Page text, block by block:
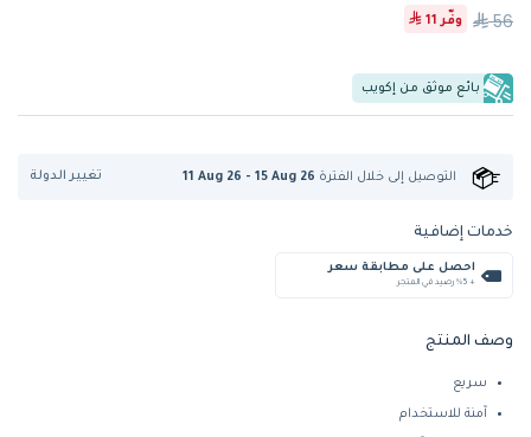
56 وفّر 11
بائع موثق من إكويب
التوصيل إلى خلال الفترة 11 Aug 26 - 15 Aug 26 تغيير الدولة
خدمات إضافية
احصل على مطابقة سعر
+ %5 رصيد في المتجر
وصف المنتج
سريع
آمنة للاستخدام